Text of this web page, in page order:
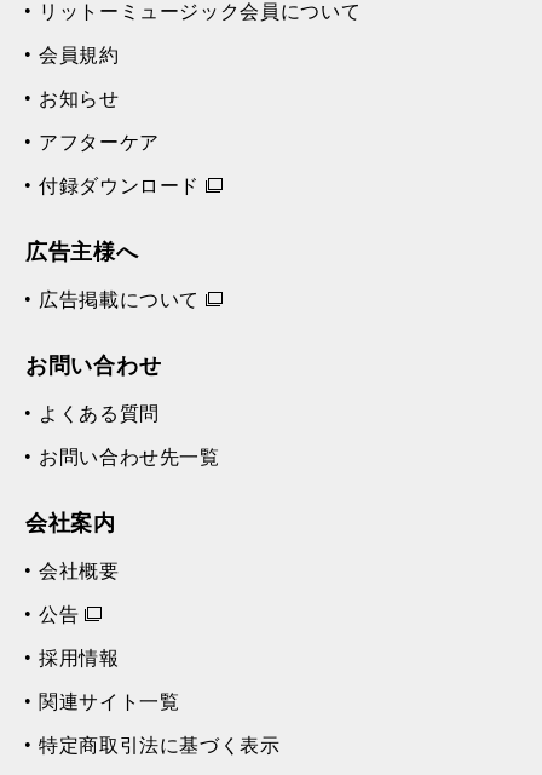
リットーミュージック会員について
会員規約
お知らせ
アフターケア
付録ダウンロード
広告主様へ
広告掲載について
お問い合わせ
よくある質問
お問い合わせ先一覧
会社案内
会社概要
公告
採用情報
関連サイト一覧
特定商取引法に基づく表示